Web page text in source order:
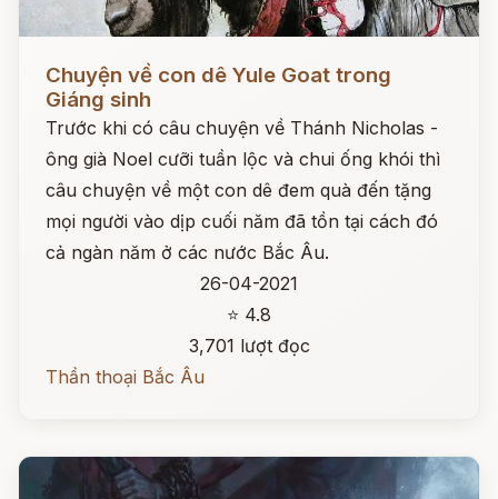
Chuyện về con dê Yule Goat trong
Giáng sinh
Trước khi có câu chuyện về Thánh Nicholas -
ông già Noel cưỡi tuần lộc và chui ống khói thì
câu chuyện về một con dê đem quà đến tặng
mọi người vào dịp cuối năm đã tồn tại cách đó
cả ngàn năm ở các nước Bắc Âu.
26-04-2021
⭐ 4.8
3,701 lượt đọc
Thần thoại Bắc Âu